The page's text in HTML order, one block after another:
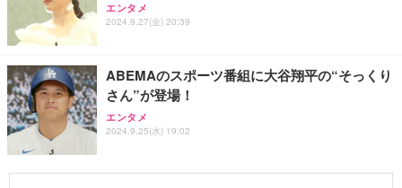
エンタメ
2024.9.27(金) 20:39
ABEMAのスポーツ番組に大谷翔平の“そっくり
さん”が登場！
エンタメ
2024.9.25(水) 19:02